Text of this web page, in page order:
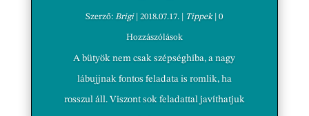
Szerző:Brigi|2018.07.17. Tippek| 0
Hozzászólások
A bütyök nem csak szépséghiba, a nagy
lábujjnak fontos feladata is romlik, ha
rosszul áll. Viszont sok feladattal javíthatjuk